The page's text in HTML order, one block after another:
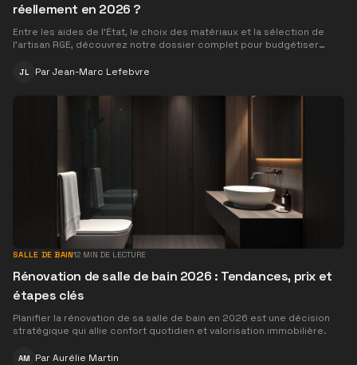
réellement en 2026 ?
Entre les aides de l'État, le choix des matériaux et la sélection de
l'artisan RGE, découvrez notre dossier complet pour budgétiser
JL ParJean-Marc Lefebvre
SALLE DE BAIN12 MIN DE LECTURE
Rénovation de salle de bain 2026 : Tendances, prix et
étapes clés
Planifier la rénovation de sa salle de bain en 2026 est une décision
stratégique qui allie confort quotidien et valorisation immobilière.
AM ParAurélie Martin